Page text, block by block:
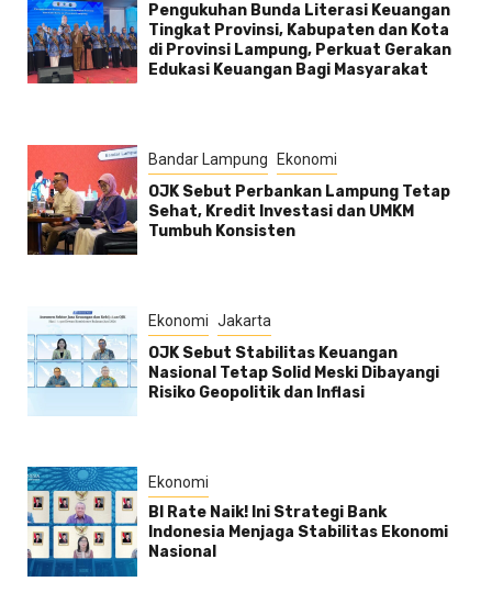
Pengukuhan Bunda Literasi Keuangan
Tingkat Provinsi, Kabupaten dan Kota
di Provinsi Lampung, Perkuat Gerakan
Edukasi Keuangan Bagi Masyarakat
Bandar Lampung Ekonomi
OJK Sebut Perbankan Lampung Tetap
Sehat, Kredit Investasi dan UMKM
Tumbuh Konsisten
Ekonomi Jakarta
OJK Sebut Stabilitas Keuangan
Nasional Tetap Solid Meski Dibayangi
Risiko Geopolitik dan Inflasi
Ekonomi
BI Rate Naik! Ini Strategi Bank
Indonesia Menjaga Stabilitas Ekonomi
Nasional